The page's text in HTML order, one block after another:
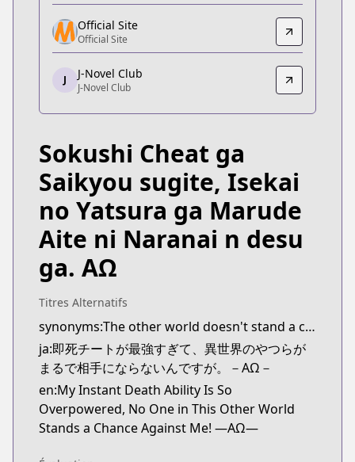
https://yenpress.com/series/my-instant-death-
Official Site
Official Site
https://www.comic-earthstar.jp/detail/
J-Novel Club
Official Site
Official Site
J J-Novel Club
J-Novel Club
Sokushi Cheat ga
Saikyou sugite, Isekai
no Yatsura ga Marude
Aite ni Naranai n desu
ga. ΑΩ
Titres Alternatifs
synonyms:The other world doesn't stand a chance against the power of instant death
ja:即死チートが最強すぎて、異世界のやつらが
まるで相手にならないんですが。－AΩ－
en:My Instant Death Ability Is So
Overpowered, No One in This Other World
Stands a Chance Against Me! —AΩ—